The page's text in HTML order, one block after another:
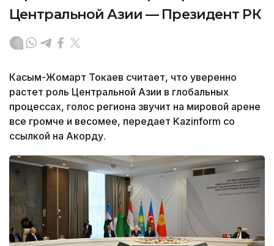
Центральной Азии — Президент РК
Касым-Жомарт Токаев считает, что уверенно
растет роль Центральной Азии в глобальных
процессах, голос региона звучит на мировой арене
все громче и весомее, передает Kazinform со
ссылкой на Акорду.